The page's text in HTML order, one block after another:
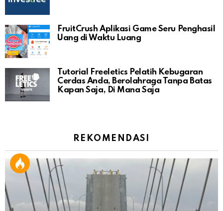
FruitCrush Aplikasi Game Seru Penghasil
Uang di Waktu Luang
Tutorial Freeletics Pelatih Kebugaran
Cerdas Anda, Berolahraga Tanpa Batas
Kapan Saja, Di Mana Saja
REKOMENDASI